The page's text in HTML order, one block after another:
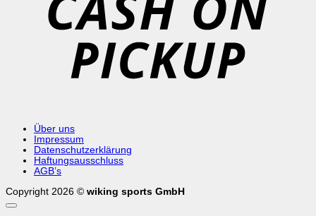
Über uns
Impressum
Datenschutzerklärung
Haftungsausschluss
AGB’s
Copyright 2026 © wiking sports GmbH